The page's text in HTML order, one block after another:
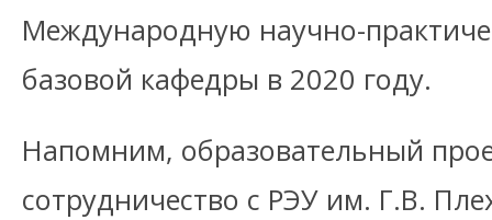
Международную научно-
базовой кафедры в 2020 году.
Напомним, образовательный
сотрудничество с РЭУ им. Г.В.